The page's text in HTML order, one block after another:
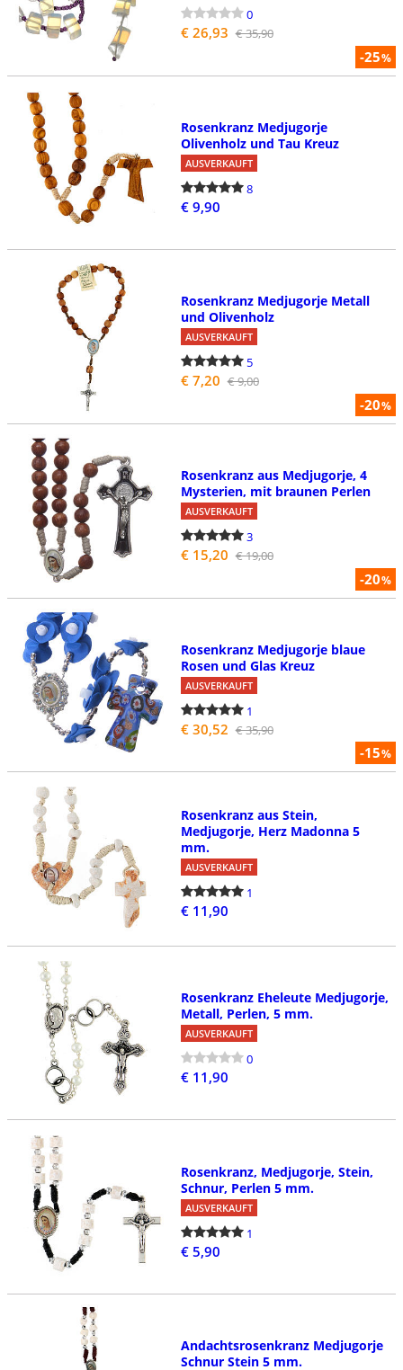
-25%
0
€ 26,93 € 35,90
Rosenkranz Medjugorje
Olivenholz und Tau Kreuz
AUSVERKAUFT
8
€ 9,90
-20%
Rosenkranz Medjugorje Metall
und Olivenholz
AUSVERKAUFT
5
€ 7,20 € 9,00
-20%
Rosenkranz aus Medjugorje, 4
Mysterien, mit braunen Perlen
AUSVERKAUFT
3
€ 15,20 € 19,00
-15%
Rosenkranz Medjugorje blaue
Rosen und Glas Kreuz
AUSVERKAUFT
1
€ 30,52 € 35,90
Rosenkranz aus Stein,
Medjugorje, Herz Madonna 5
mm.
AUSVERKAUFT
1
€ 11,90
Rosenkranz Eheleute Medjugorje,
Metall, Perlen, 5 mm.
AUSVERKAUFT
0
€ 11,90
Rosenkranz, Medjugorje, Stein,
Schnur, Perlen 5 mm.
AUSVERKAUFT
1
€ 5,90
Andachtsrosenkranz Medjugorje
Schnur Stein 5 mm.